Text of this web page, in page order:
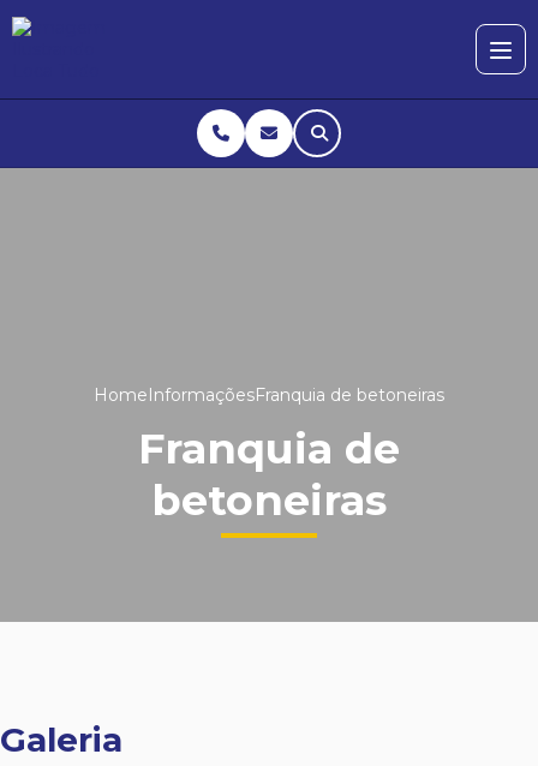
HomeInformaçõesFranquia de betoneiras
Franquia de
betoneiras
Galeria